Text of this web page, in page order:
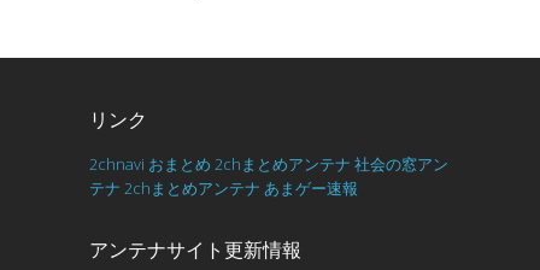
リンク
2chnavi おまとめ 2chまとめアンテナ 社会の窓アン
テナ 2chまとめアンテナ あまゲー速報
アンテナサイト更新情報